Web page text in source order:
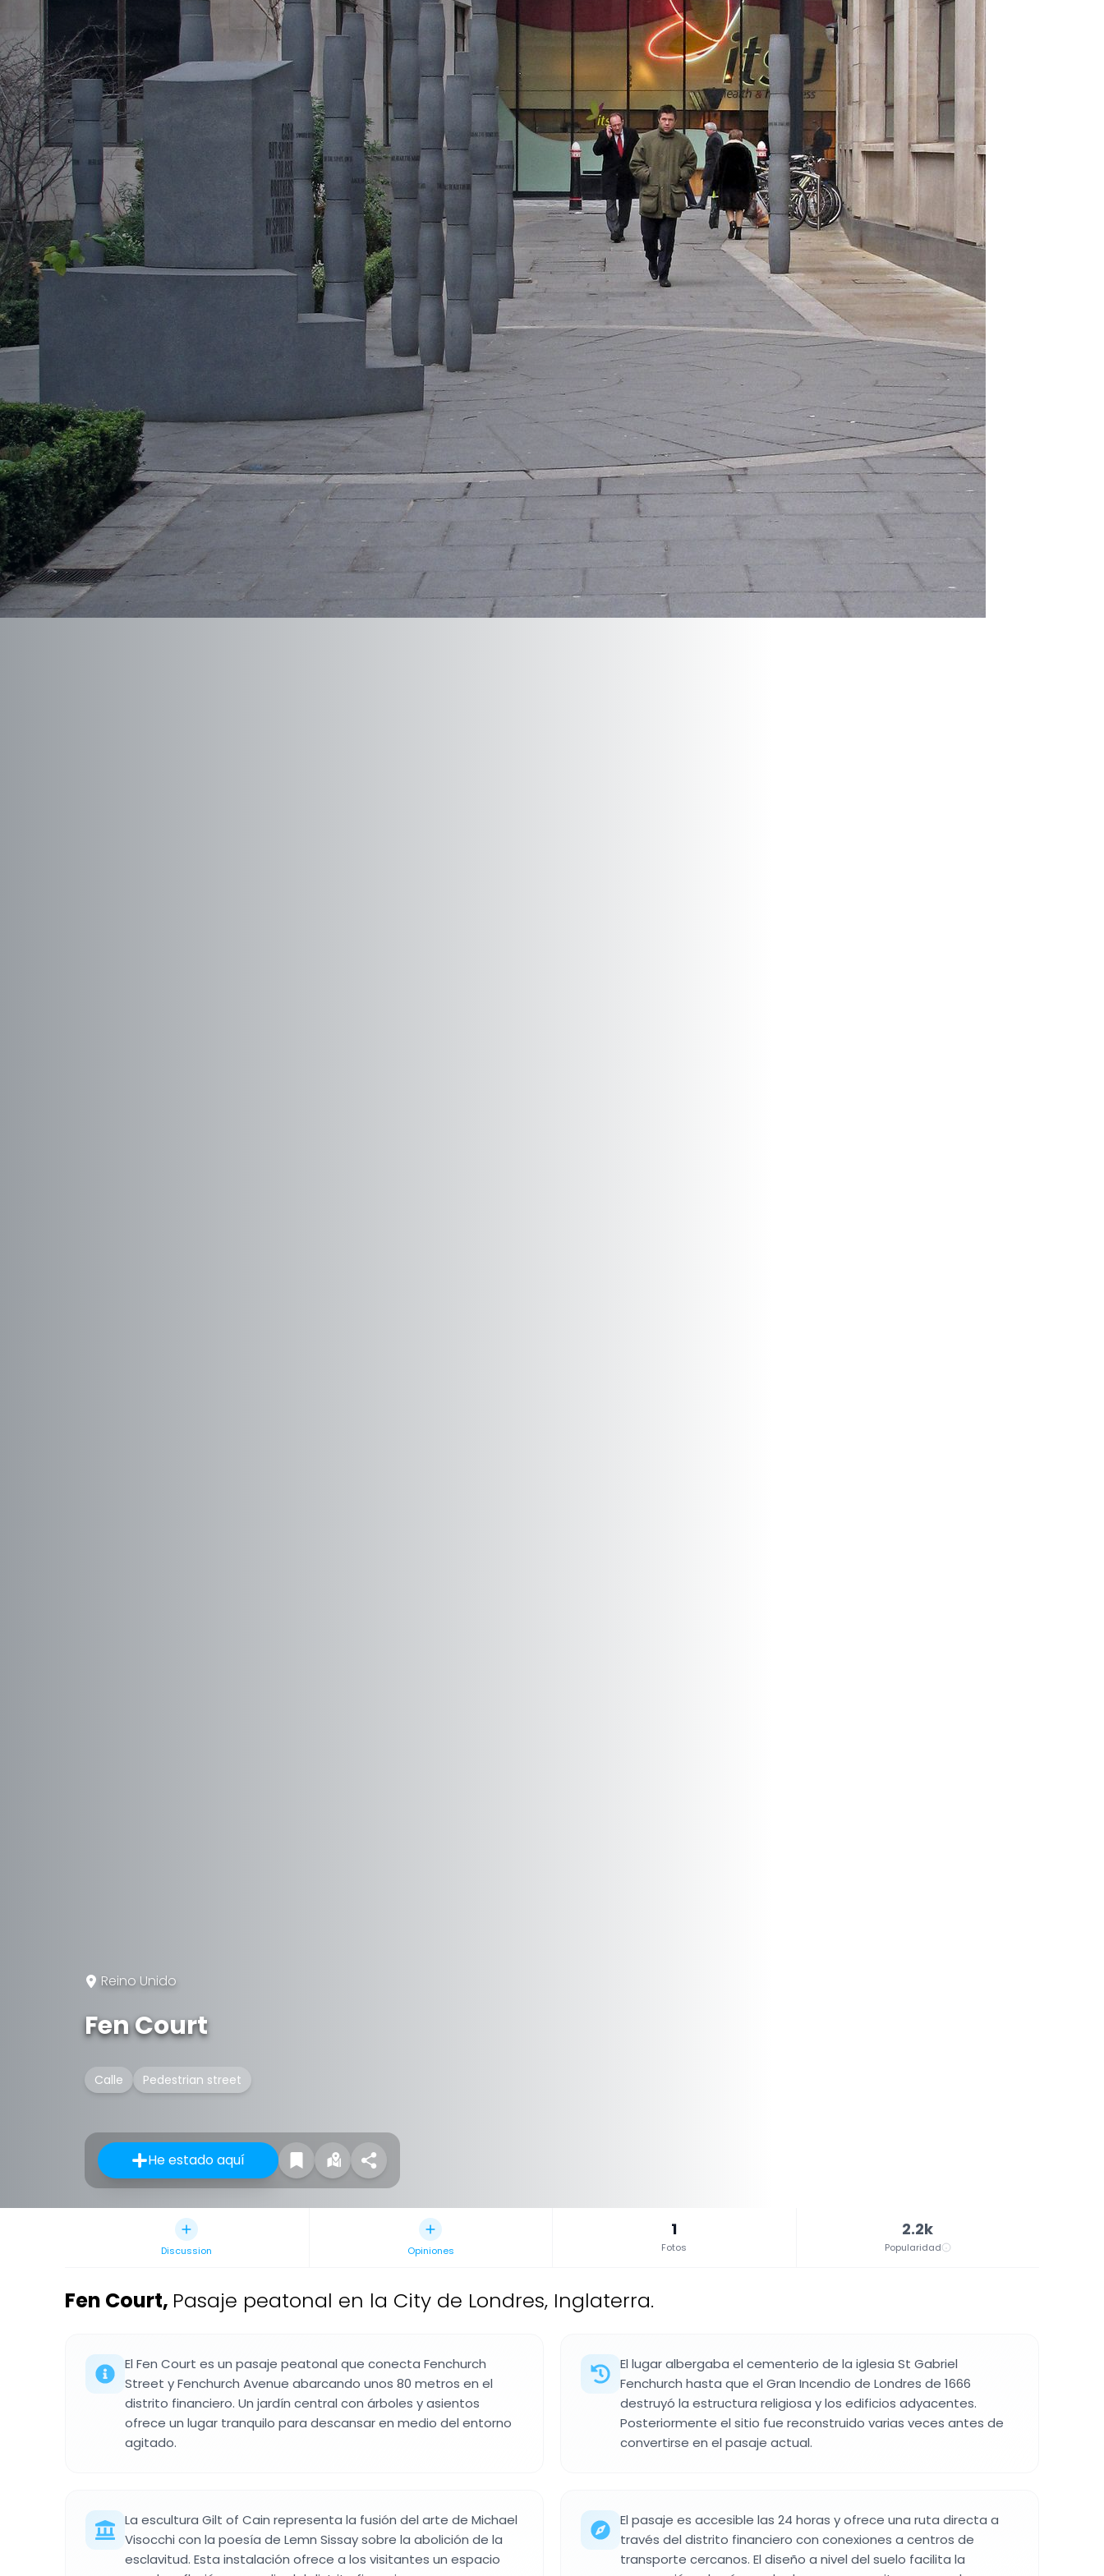
Reino Unido
Fen Court
Calle Pedestrian street
He estado aquí
Discussion Opiniones
1
Fotos
2.2k
Popularidad
Fen Court, Pasaje peatonal en la City de Londres, Inglaterra.
El Fen Court es un pasaje peatonal que conecta Fenchurch
Street y Fenchurch Avenue abarcando unos 80 metros en el
distrito financiero. Un jardín central con árboles y asientos
ofrece un lugar tranquilo para descansar en medio del entorno
agitado.
El lugar albergaba el cementerio de la iglesia St Gabriel
Fenchurch hasta que el Gran Incendio de Londres de 1666
destruyó la estructura religiosa y los edificios adyacentes.
Posteriormente el sitio fue reconstruido varias veces antes de
convertirse en el pasaje actual.
La escultura Gilt of Cain representa la fusión del arte de Michael
Visocchi con la poesía de Lemn Sissay sobre la abolición de la
esclavitud. Esta instalación ofrece a los visitantes un espacio
El pasaje es accesible las 24 horas y ofrece una ruta directa a
través del distrito financiero con conexiones a centros de
transporte cercanos. El diseño a nivel del suelo facilita la